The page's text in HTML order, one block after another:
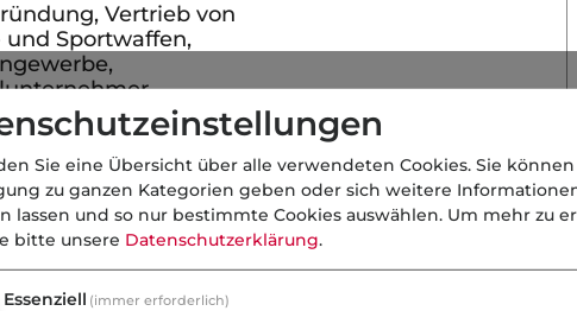
Vertrieb von
und Sportwaffen,
im eigenen
Waffentest erfolgt auf
Schießstand,
geplant
10- und 20 TEUR
Sie eine Übersicht über alle verwendeten Cookies. Sie
zu ganzen Kategorien geben oder sich weitere
lassen und so nur bestimmte Cookies auswählen. Um mehr zu
bitte unsere Datenschutzerklärung.
Essenziell (immer erforderlich)